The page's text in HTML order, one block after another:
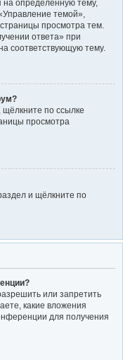
на определённую тему,
темой»,
просмотра тем.
ответа» при
соответствующую тему.
по ссылке
просмотра
и щёлкните по
или запретить
какие вложения
для получения